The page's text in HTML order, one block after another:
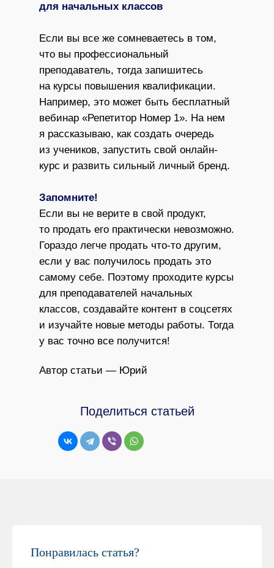
для начальных классов
Если вы все же сомневаетесь в том,
что вы профессиональный
преподаватель, тогда запишитесь
на курсы повышения квалификации.
Например, это может быть бесплатный
вебинар «Репетитор Номер 1». На нем
я рассказываю, как создать очередь
из учеников, запустить свой онлайн-
курс и развить сильный личный бренд.
Запомните!
Если вы не верите в свой продукт,
то продать его практически невозможно.
Гораздо легче продать что-то другим,
если у вас получилось продать это
самому себе. Поэтому проходите курсы
для преподавателей начальных
классов, создавайте контент в соцсетях
и изучайте новые методы работы. Тогда
у вас точно все получится!
Автор статьи — Юрий
Поделиться статьей
Понравилась статья?